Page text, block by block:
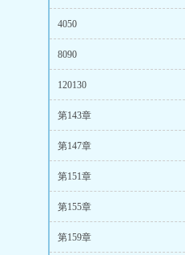
4050
8090
120130
第143章
第147章
第151章
第155章
第159章